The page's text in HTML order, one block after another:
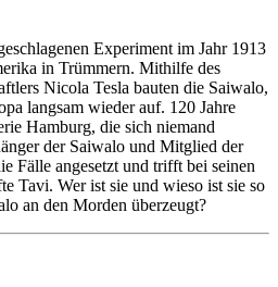
Experiment im Jahr 1913
in Trümmern. Mithilfe des
Nicola Tesla bauten die Saiwalo,
langsam wieder auf. 120 Jahre
Hamburg, die sich niemand
der Saiwalo und Mitglied der
Fälle angesetzt und trifft bei seinen
Tavi. Wer ist sie und wieso ist sie so
an den Morden überzeugt?